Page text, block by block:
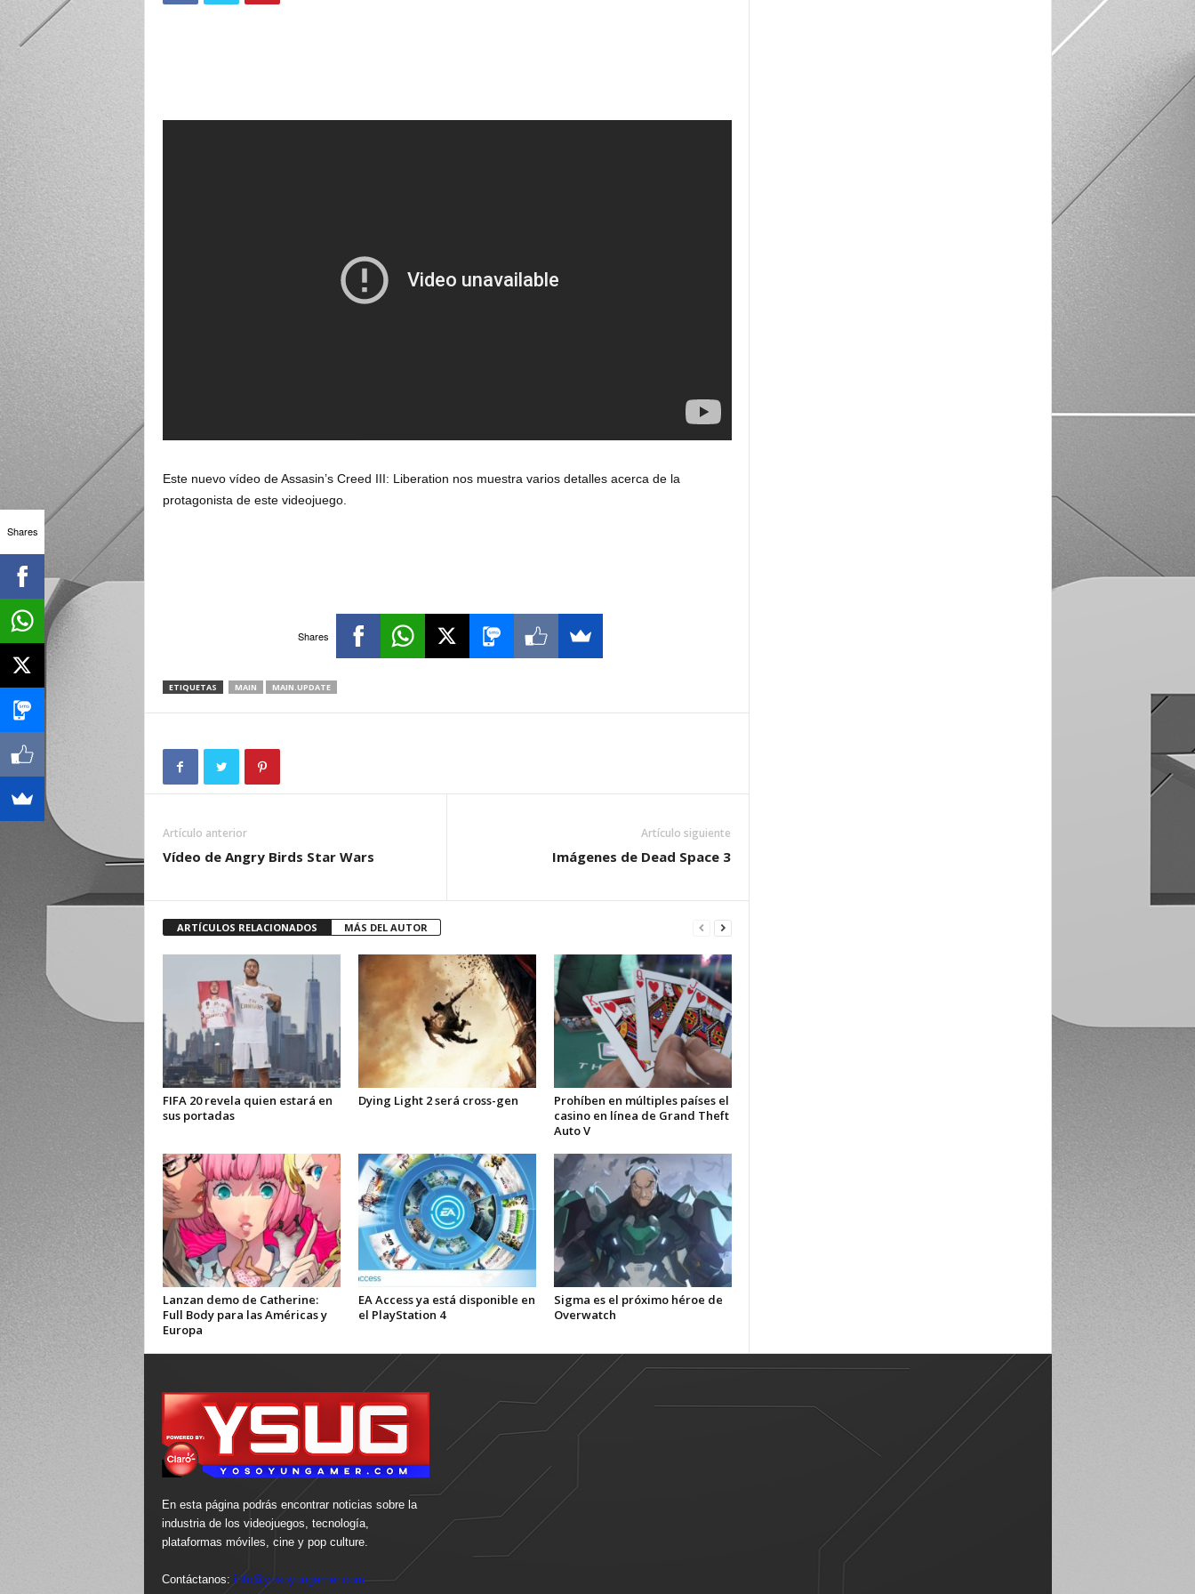
Este nuevo vídeo de Assasin’s Creed III: Liberation nos muestra varios detalles acerca de la
protagonista de este videojuego.
Shares
ETIQUETAS MAIN MAIN.UPDATE
Artículo anterior
Vídeo de Angry Birds Star Wars
Artículo siguiente
Imágenes de Dead Space 3
ARTÍCULOS RELACIONADOS MÁS DEL AUTOR
FIFA 20 revela quien estará en
sus portadas
Dying Light 2 será cross-gen
Prohíben en múltiples países el
casino en línea de Grand Theft
Auto V
Lanzan demo de Catherine:
Full Body para las Américas y
Europa
EA Access ya está disponible en
el PlayStation 4
Sigma es el próximo héroe de
Overwatch
En esta página podrás encontrar noticias sobre la
industria de los videojuegos, tecnología,
plataformas móviles, cine y pop culture.
Contáctanos: info@yosoyungamer.com
Shares